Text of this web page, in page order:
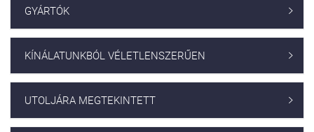
GYÁRTÓK 
KÍNÁLATUNKBÓL VÉLETLENSZERŰEN 
UTOLJÁRA MEGTEKINTETT 